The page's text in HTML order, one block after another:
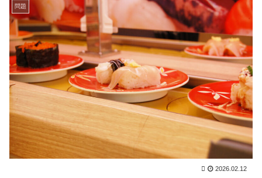
【画像あり】ギャル「おにーさんイケメンだしどこで
もついて行くよ♡♡♡♡」⇒♡♡ / NEWまとめサイトア
ンテナ！ NEW! (8/9 13:35)
カードゲーム王者だった遊戯王、いつの間にか売上4
位になる / NEWまとめサイトアンテナ！ NEW! (8/9 13:32)
【朗報】秋田県、オイルマネーが転がり込んでガチで
東北最強へｗｗｗｗｗｗｗｗｗｗｗｗ / VIP・ネタ・オ
ールジャンル – New World Antenna NEW! (8/9 13:27)
２７年彼女ナシのワイ、明日初のお見合いへ行く… /
まとめるZ
NEW! (8/9 13:04)
工場に就職して感じたメリット / まとめるZ NEW! (8/9
13:04)
やる夫はパーティーを追放され復讐に生きるようで
す 第2話 / まとめるZ NEW! (8/9 13:04)
無人島で母親が恋しくなったので女の子たちがママに
問題
2026.02.12